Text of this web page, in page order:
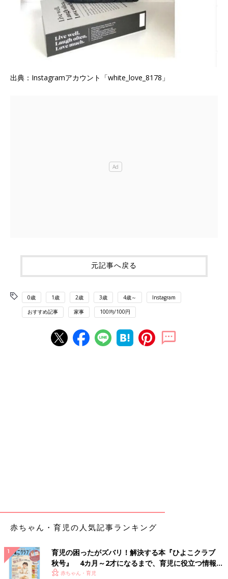
出典：Instagramアカウント「white_love_8178」
元記事へ戻る
0歳 1歳 2歳 3歳 4歳～ Instagram
おすすめ記事 家事 100均/100円
赤ちゃん・育児の人気記事ランキング
育児の困ったがズバリ！解決する本『ひよこクラブ
秋号』 4カ月～2才になるまで、育児に役立つ情報が
いっぱい！
赤ちゃん・育児